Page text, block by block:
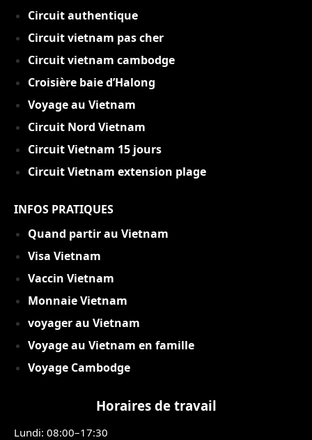
Circuit authentique
Circuit vietnam pas cher
Circuit vietnam cambodge
Croisière baie d’Halong
Voyage au Vietnam
Circuit Nord Vietnam
Circuit Vietnam 15 jours
Circuit Vietnam extension plage
INFOS PRATIQUES
Quand partir au Vietnam
Visa Vietnam
Vaccin Vietnam
Monnaie Vietnam
voyager au Vietnam
Voyage au Vietnam en famille
Voyage Cambodge
Horaires de travail
Lundi: 08:00–17:30